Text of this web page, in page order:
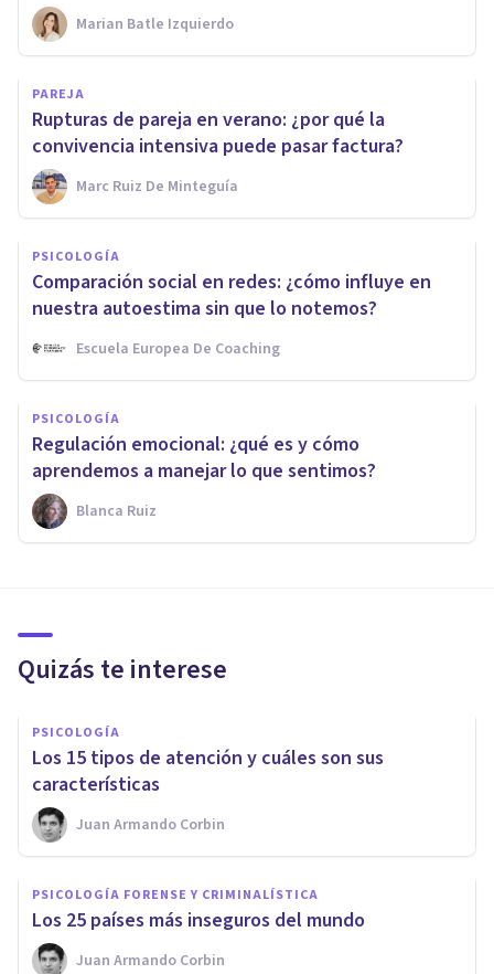
Marian Batle Izquierdo
PAREJA
Rupturas de pareja en verano: ¿por qué la
convivencia intensiva puede pasar factura?
Marc Ruiz De Minteguía
PSICOLOGÍA
Comparación social en redes: ¿cómo influye en
nuestra autoestima sin que lo notemos?
Escuela Europea De Coaching
PSICOLOGÍA
Regulación emocional: ¿qué es y cómo
aprendemos a manejar lo que sentimos?
Blanca Ruiz
Quizás te interese
PSICOLOGÍA
Los 15 tipos de atención y cuáles son sus
características
Juan Armando Corbin
PSICOLOGÍA FORENSE Y CRIMINALÍSTICA
Los 25 países más inseguros del mundo
Juan Armando Corbin